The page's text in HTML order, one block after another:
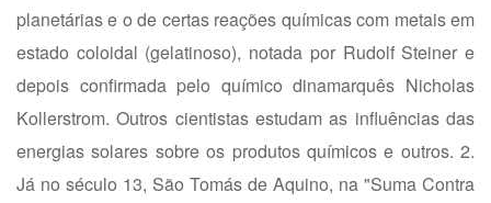
planetárias e o de certas reações químicas com metais em
estado coloidal (gelatinoso), notada por Rudolf Steiner e
depois confirmada pelo químico dinamarquês Nicholas
Kollerstrom. Outros cientistas estudam as influências das
energias solares sobre os produtos químicos e outros. 2.
Já no século 13, São Tomás de Aquino, na "Suma Contra